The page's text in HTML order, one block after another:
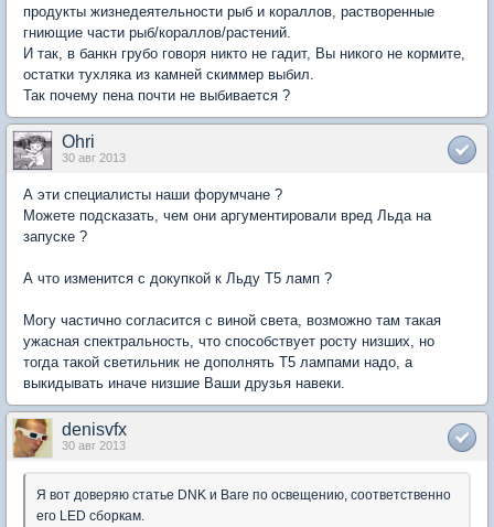
продукты жизнедеятельности рыб и кораллов, растворенные
гниющие части рыб/кораллов/растений.
И так, в банкн грубо говоря никто не гадит, Вы никого не кормите,
остатки тухляка из камней скиммер выбил.
Так почему пена почти не выбивается ?
Ohri
30 авг 2013
А эти специалисты наши форумчане ?
Можете подсказать, чем они аргументировали вред Льда на
запуске ?
А что изменится с докупкой к Льду Т5 ламп ?
Могу частично согласится с виной света, возможно там такая
ужасная спектральность, что способствует росту низших, но
тогда такой светильник не дополнять Т5 лампами надо, а
выкидывать иначе низшие Ваши друзья навеки.
denisvfx
30 авг 2013
Я вот доверяю статье DNK и Ваге по освещению, соответственно
его LED сборкам.